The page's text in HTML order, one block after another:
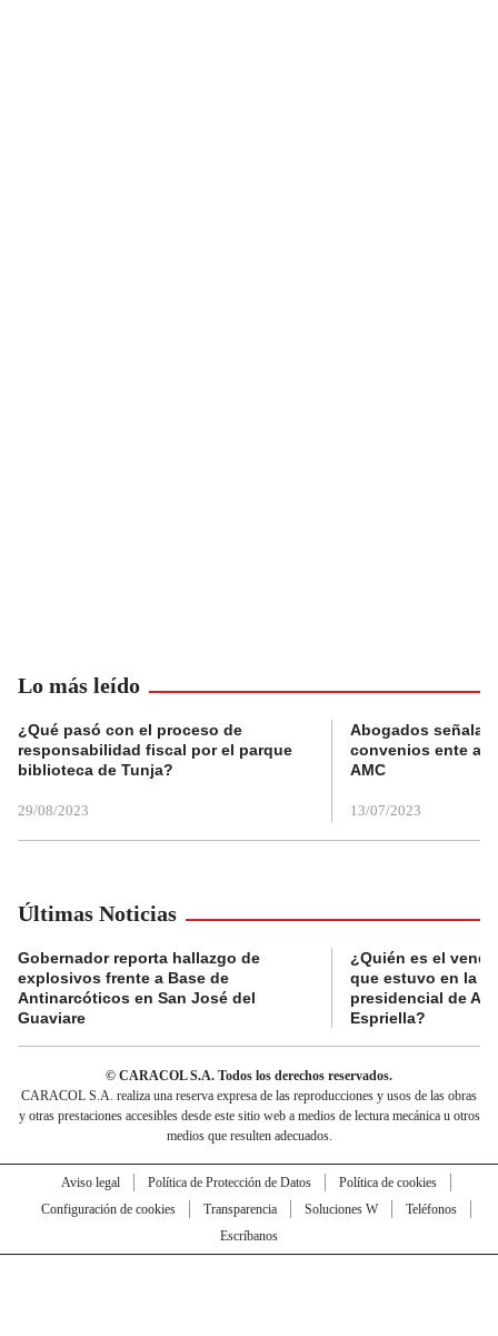
Lo más leído
¿Qué pasó con el proceso de
responsabilidad fiscal por el parque
biblioteca de Tunja?
29/08/2023
Abogados
convenios ente
AMC
13/07/2023
Últimas Noticias
Gobernador reporta hallazgo de
explosivos frente a Base de
Antinarcóticos en San José del
Guaviare
¿Quién es el
que estuvo en la
presidencial de
Espriella?
© CARACOL S.A. Todos los derechos reservados.
CARACOL S.A. realiza una reserva expresa de las reproducciones y usos de las obras
y otras prestaciones accesibles desde este sitio web a medios de lectura mecánica u otros
medios que resulten adecuados.
Aviso legal Política de Protección de Datos
Política de cookies
Configuración de cookies
Transparencia Soluciones W
Teléfonos
Escríbanos